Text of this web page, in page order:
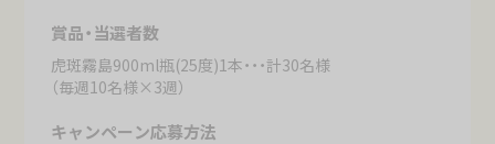
賞品・当選者数
虎斑霧島900ml瓶(25度)1本・・・計30名様
（毎週10名様×3週）
キャンペーン応募方法